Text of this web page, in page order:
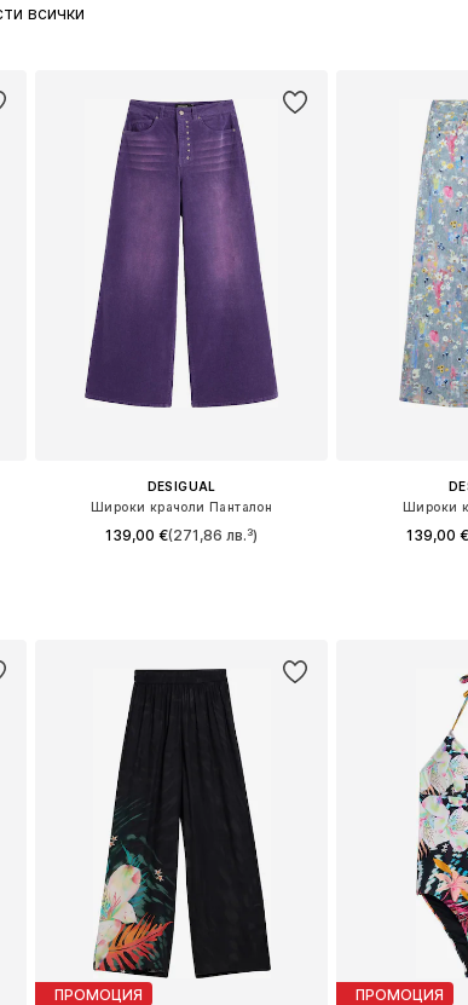
всички
DESIGUAL
Широки крачоли Панталон
139,00 €(271,86 лв.³)
Широки
139,00
ПРОМОЦИЯ ПРОМОЦИЯ